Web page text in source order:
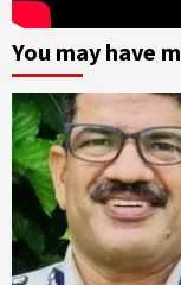
You may have